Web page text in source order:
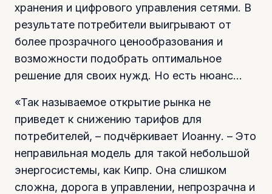
хранения и цифрового управления сетями. В
результате потребители выигрывают от
более прозрачного ценообразования и
возможности подобрать оптимальное
решение для своих нужд. Но есть нюанс…
«Так называемое открытие рынка не
приведет к снижению тарифов для
потребителей, – подчёркивает Иоанну. – Это
неправильная модель для такой небольшой
энергосистемы, как Кипр. Она слишком
сложна, дорога в управлении, непрозрачна и